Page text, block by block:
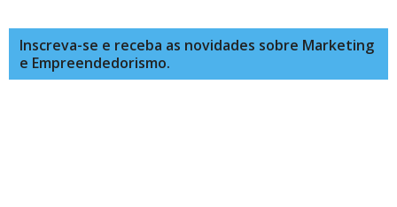
Inscreva-se e receba as novidades sobre Marketing
e Empreendedorismo.